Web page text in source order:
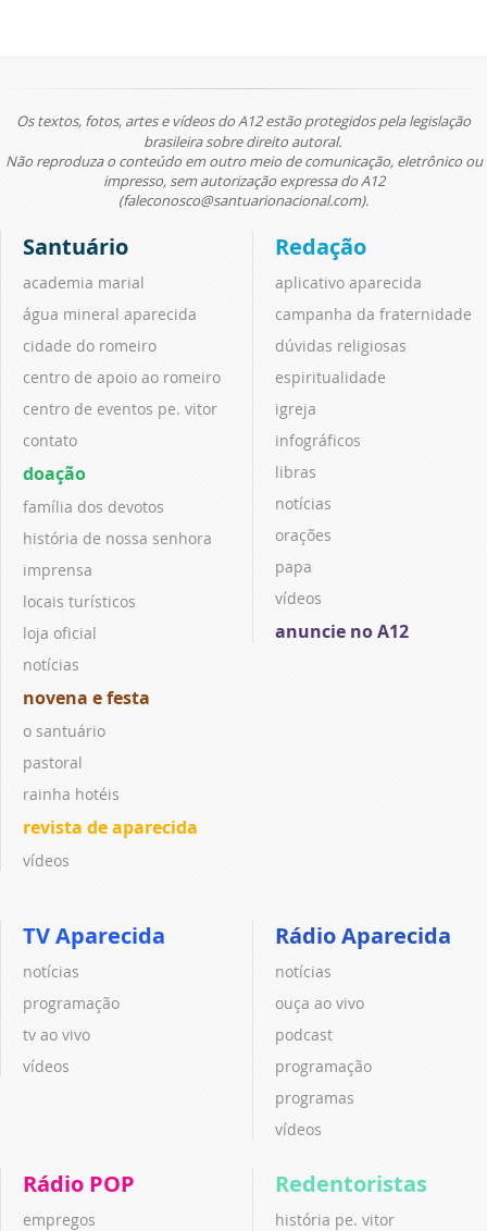
Os textos, fotos, artes e vídeos do A12 estão protegidos pela legislação
brasileira sobre direito autoral.
Não reproduza o conteúdo em outro meio de comunicação, eletrônico ou
impresso, sem autorização expressa do A12
(faleconosco@santuarionacional.com).
Santuário
academia marial
água mineral aparecida
cidade do romeiro
centro de apoio ao romeiro
centro de eventos pe. vitor
contato
doação
família dos devotos
história de nossa senhora
imprensa
locais turísticos
loja oficial
notícias
novena e festa
o santuário
pastoral
rainha hotéis
revista de aparecida
vídeos
Redação
aplicativo aparecida
campanha da fraternidade
dúvidas religiosas
espiritualidade
igreja
infográficos
libras
notícias
orações
papa
vídeos
anuncie no A12
TV Aparecida
notícias
programação
tv ao vivo
vídeos
Rádio Aparecida
notícias
ouça ao vivo
podcast
programação
programas
vídeos
Rádio POP
empregos
Redentoristas
história pe. vitor